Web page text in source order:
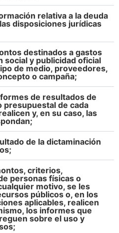
relativa a la deuda
disposiciones jurídicas
destinados a gastos
social y publicidad oficial
de medio, proveedores,
o campaña;
de resultados de
presupuestal de cada
y, en su caso, las
de la dictaminación
criterios,
personas físicas o
motivo, se les
públicos o, en los
aplicables, realicen
los informes que
sobre el uso y